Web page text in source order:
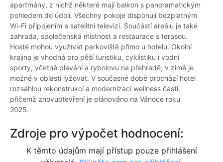
apartmány, z nichž některé mají balkon s panoramatickým
pohledem do údolí. Všechny pokoje disponují bezplatným
Wi-Fi připojením a satelitní televizí. Součástí areálu je také
zahrada, společenská místnost a restaurace s terasou.
Hosté mohou využívat parkoviště přímo u hotelu. Okolní
krajina je vhodná pro pěší turistiku, cyklistiku i vodní
sporty, včetně plavání a rybolovu na přehradě; v zimě je
možné v oblasti lyžovat. V současné době prochází hotel
rozsáhlou rekonstrukcí a modernizací wellness části,
přičemž znovuotevření je plánováno na Vánoce roku
2025.
Zdroje pro výpočet hodnocení:
K těmto údajům mají přístup pouze přihlášení